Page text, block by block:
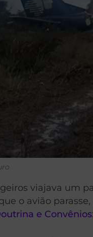
viajava um
o avião
e Convênios: